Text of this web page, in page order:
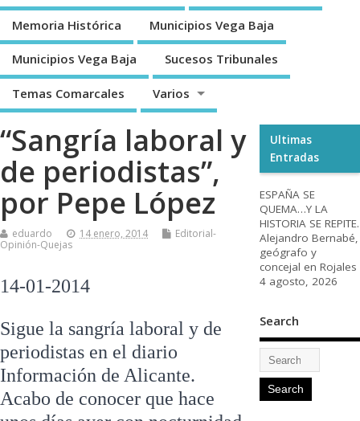
Memoria Histórica Municipios Vega Baja
Municipios Vega Baja Sucesos Tribunales
Temas Comarcales Varios
“Sangría laboral y
de periodistas”,
por Pepe López
eduardo 14 enero, 2014
Editorial-
Opinión-Quejas
14-01-2014
Sigue la sangría laboral y de
periodistas en el diario
Información de Alicante.
Acabo de conocer que hace
Ultimas
Entradas
ESPAÑA SE
QUEMA…Y LA
HISTORIA SE REPITE.
Alejandro Bernabé,
geógrafo y
concejal en Rojales
4 agosto, 2026
Search